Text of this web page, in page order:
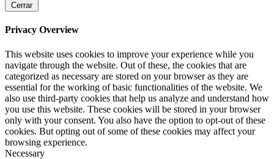
Cerrar
Privacy Overview
This website uses cookies to improve your experience while you
navigate through the website. Out of these, the cookies that are
categorized as necessary are stored on your browser as they are
essential for the working of basic functionalities of the website. We
also use third-party cookies that help us analyze and understand how
you use this website. These cookies will be stored in your browser
only with your consent. You also have the option to opt-out of these
cookies. But opting out of some of these cookies may affect your
browsing experience.
Necessary